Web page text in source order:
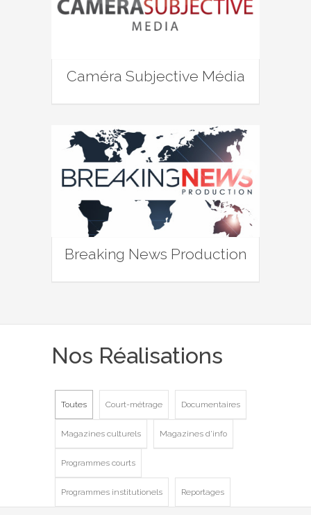
Caméra Subjective Média
Breaking News Production
Nos Réalisations
Toutes Court-métrage Documentaires
Magazines culturels Magazines d'info
Programmes courts
Programmes institutionels Reportages